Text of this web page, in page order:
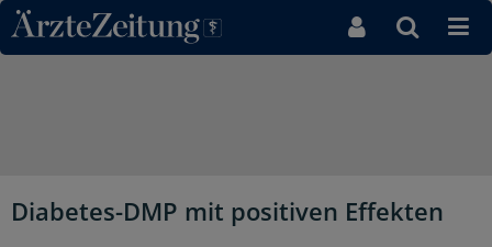
Direkt zum Inhaltsbereich
Diabetes-DMP mit positiven Effekten